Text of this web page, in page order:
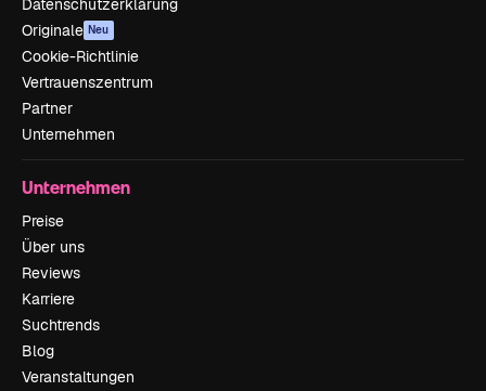
Datenschutzerklärung
Originale Neu
Cookie-Richtlinie
Vertrauenszentrum
Partner
Unternehmen
Unternehmen
Preise
Über uns
Reviews
Karriere
Suchtrends
Blog
Veranstaltungen